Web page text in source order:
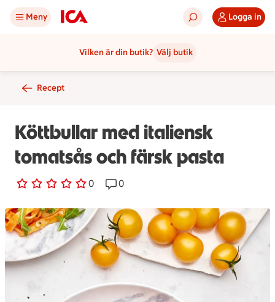
Meny Logga in
Vilken är din butik? Välj butik
Recept
Köttbullar med italiensk
tomatsås och färsk pasta
0
0 personer har röstatReceptet har 0 kommentarer
0